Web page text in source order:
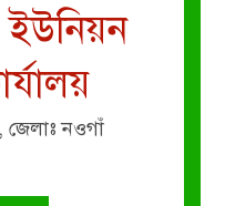
জেলাঃ নওগাঁ